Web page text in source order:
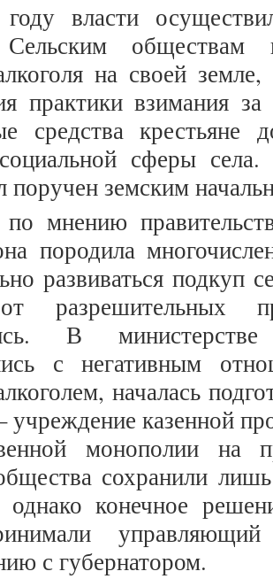
власти
обществам
на своей
практики взимания
средства
сферы
поручен земским
мнению
породила
развиваться подкуп
разрешительных
В
с негативным
началась
казенной
монополии на
сохранили
однако конечное
с губернатором.